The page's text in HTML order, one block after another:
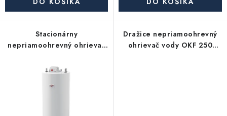
Reklamačné podmienky
Podmienky ochrany osobných údajov
Stacionárny
nepriamoohrevný ohrievač
1 vykurovací výmenník
Dražice nepriamoohrevný
ohrievač vody OKF 250